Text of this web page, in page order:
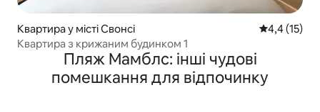
Квартира у місті Свонсі Середня
4,4 (15)
Квартира з крижаним будинком 1
Пляж Мамблс: інші чудові
помешкання для відпочинку